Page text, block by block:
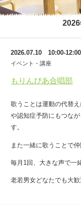
もりんぴあ合唱部
2026.07.10 10:00-12:00
イベント・講座
歌うことは運動の代替
や認知症予防にもつな
す。
また一緒に歌うことで仲
毎月1回、大きな声で一
老若男女どなたでも大歓